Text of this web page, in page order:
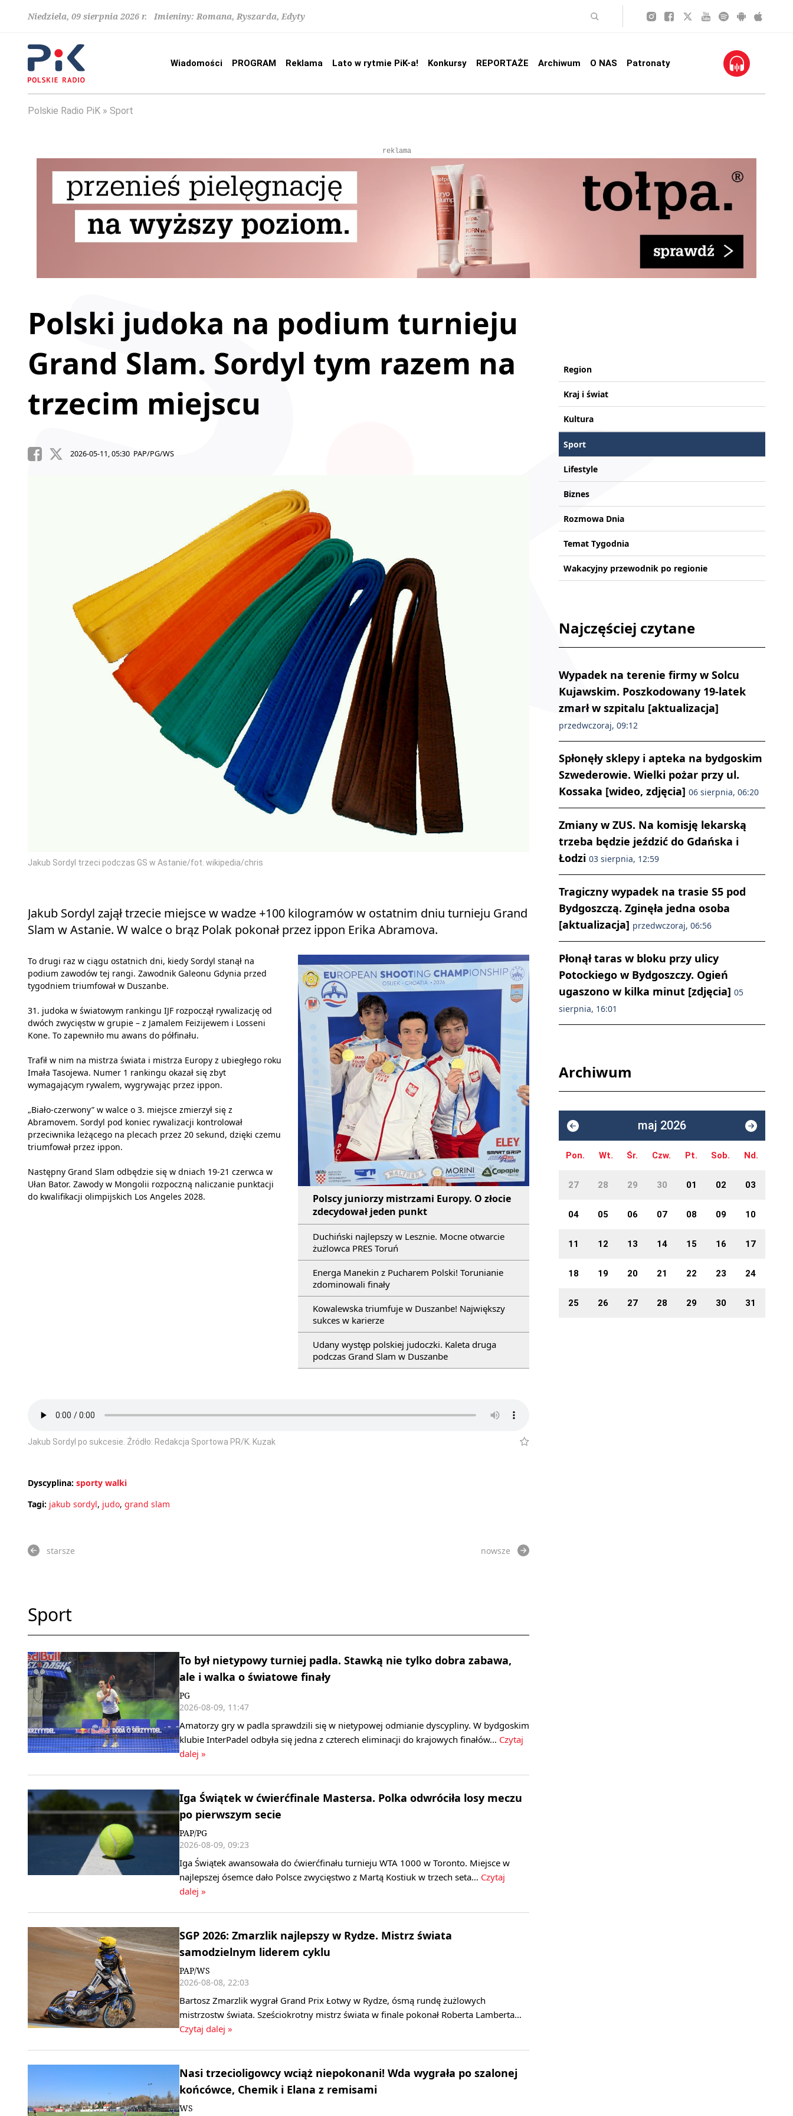
Niedziela, 09 sierpnia 2026 r. Imieniny: Romana, Ryszarda, Edyty
Wiadomości PROGRAM Reklama Lato w rytmie PiK-a! Konkursy REPORTAŻE Archiwum O NAS Patronaty
Polskie Radio PiK Sport
reklama
Polski judoka na podium turnieju
Grand Slam. Sordyl tym razem na
trzecim miejscu
2026-05-11, 05:30 PAP/PG/WS
Jakub Sordyl trzeci podczas GS w Astanie/fot. wikipedia/chris
Jakub Sordyl zajął trzecie miejsce w wadze +100 kilogramów w ostatnim dniu turnieju Grand
Slam w Astanie. W walce o brąz Polak pokonał przez ippon Erika Abramova.
Polscy juniorzy mistrzami Europy. O złocie
zdecydował jeden punkt
Duchiński najlepszy w Lesznie. Mocne otwarcie
żużlowca PRES Toruń
Energa Manekin z Pucharem Polski! Torunianie
zdominowali finały
Kowalewska triumfuje w Duszanbe! Największy
sukces w karierze
Udany występ polskiej judoczki. Kaleta druga
podczas Grand Slam w Duszanbe
To drugi raz w ciągu ostatnich dni, kiedy Sordyl stanął na
podium zawodów tej rangi. Zawodnik Galeonu Gdynia przed
tygodniem triumfował w Duszanbe.
31. judoka w światowym rankingu IJF rozpoczął rywalizację od
dwóch zwycięstw w grupie – z Jamalem Feizijewem i Losseni
Kone. To zapewniło mu awans do półfinału.
Trafił w nim na mistrza świata i mistrza Europy z ubiegłego roku
Imała Tasojewa. Numer 1 rankingu okazał się zbyt
wymagającym rywalem, wygrywając przez ippon.
„Biało-czerwony” w walce o 3. miejsce zmierzył się z
Abramovem. Sordyl pod koniec rywalizacji kontrolował
przeciwnika leżącego na plecach przez 20 sekund, dzięki czemu
triumfował przez ippon.
Następny Grand Slam odbędzie się w dniach 19-21 czerwca w
Ułan Bator. Zawody w Mongolii rozpoczną naliczanie punktacji
do kwalifikacji olimpijskich Los Angeles 2028.
Jakub Sordyl po sukcesie. Źródło: Redakcja Sportowa PR/K. Kuzak
Dyscyplina: sporty walki
Tagi: jakub sordyl, judo, grand slam
starsze nowsze
Sport
To był nietypowy turniej padla. Stawką nie tylko dobra zabawa,
ale i walka o światowe finały
PG
2026-08-09, 11:47
Amatorzy gry w padla sprawdzili się w nietypowej odmianie dyscypliny. W bydgoskim
klubie InterPadel odbyła się jedna z czterech eliminacji do krajowych finałów… Czytaj
dalej »
Iga Świątek w ćwierćfinale Mastersa. Polka odwróciła losy meczu
po pierwszym secie
PAP/PG
2026-08-09, 09:23
Iga Świątek awansowała do ćwierćfinału turnieju WTA 1000 w Toronto. Miejsce w
najlepszej ósemce dało Polsce zwycięstwo z Martą Kostiuk w trzech seta… Czytaj
dalej »
SGP 2026: Zmarzlik najlepszy w Rydze. Mistrz świata
samodzielnym liderem cyklu
PAP/WS
2026-08-08, 22:03
Bartosz Zmarzlik wygrał Grand Prix Łotwy w Rydze, ósmą rundę żużlowych
mistrzostw świata. Sześciokrotny mistrz świata w finale pokonał Roberta Lamberta…
Czytaj dalej »
Nasi trzecioligowcy wciąż niepokonani! Wda wygrała po szalonej
końcówce, Chemik i Elana z remisami
WS
Region
Kraj i świat
Kultura
Sport
Lifestyle
Biznes
Rozmowa Dnia
Temat Tygodnia
Wakacyjny przewodnik po regionie
Najczęściej czytane
Wypadek na terenie firmy w Solcu
Kujawskim. Poszkodowany 19-latek
zmarł w szpitalu [aktualizacja]
przedwczoraj, 09:12
Spłonęły sklepy i apteka na bydgoskim
Szwederowie. Wielki pożar przy ul.
Kossaka [wideo, zdjęcia] 06 sierpnia, 06:20
Zmiany w ZUS. Na komisję lekarską
trzeba będzie jeździć do Gdańska i
Łodzi 03 sierpnia, 12:59
Tragiczny wypadek na trasie S5 pod
Bydgoszczą. Zginęła jedna osoba
[aktualizacja] przedwczoraj, 06:56
Płonął taras w bloku przy ulicy
Potockiego w Bydgoszczy. Ogień
ugaszono w kilka minut [zdjęcia] 05
sierpnia, 16:01
Archiwum
maj 2026
Pon. Wt. Śr. Czw. Pt. Sob. Nd.
27 28 29 30 01 02 03
04 05 06 07 08 09 10
11 12 13 14 15 16 17
18 19 20 21 22 23 24
25 26 27 28 29 30 31